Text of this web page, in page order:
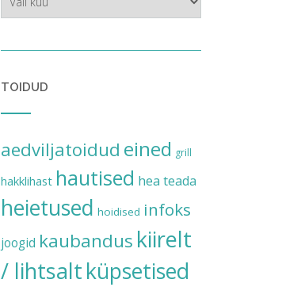
TOIDUD
aedviljatoidud eined grill
hakklihast hautised hea teada
heietused hoidised infoks
joogid kaubandus kiirelt
/ lihtsaltküpsetised